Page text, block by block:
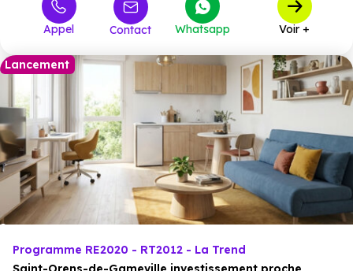
Appel Contact Whatsapp Voir +
Lancement
Programme RE2020 - RT2012 - La Trend